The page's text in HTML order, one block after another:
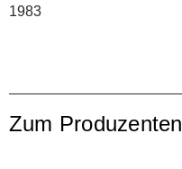
1983
Zum Produzenten